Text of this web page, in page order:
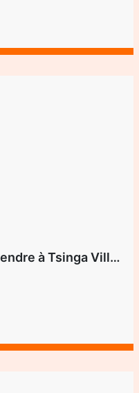
Terrain titré de 876 m² à vendre à Tsinga Village